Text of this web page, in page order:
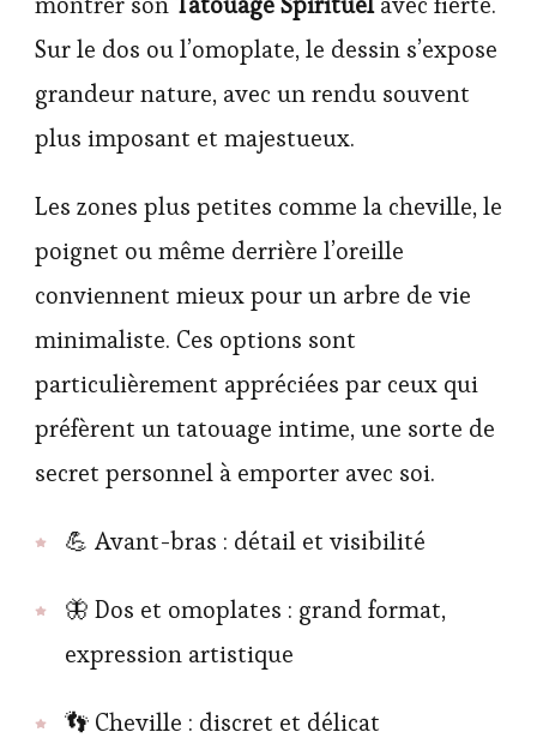
Sur le dos ou l’omoplate, le dessin s’expose
grandeur nature, avec un rendu souvent
plus imposant et majestueux.
Les zones plus petites comme la cheville, le
poignet ou même derrière l’oreille
conviennent mieux pour un arbre de vie
minimaliste. Ces options sont
particulièrement appréciées par ceux qui
préfèrent un tatouage intime, une sorte de
secret personnel à emporter avec soi.
💪 Avant-bras : détail et visibilité
🦋 Dos et omoplates : grand format,
expression artistique
👣 Cheville : discret et délicat